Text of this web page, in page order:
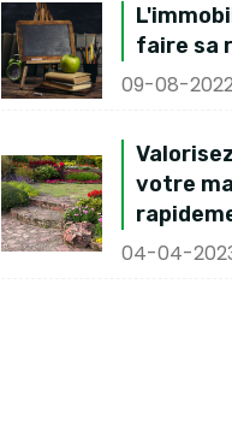
faire sa
09-08-
votre
04-04-